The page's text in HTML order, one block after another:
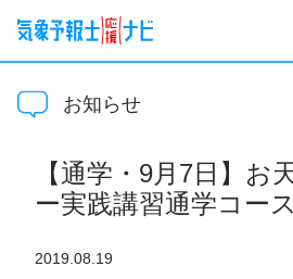
お知らせ
【通学・9月7日】お
ー実践講習通学コー
2019.08.19